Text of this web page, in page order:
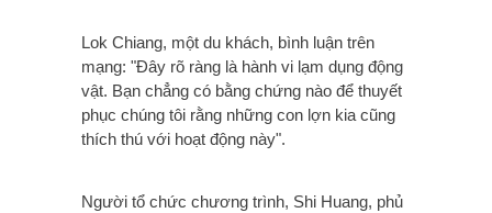
Lok Chiang, một du khách, bình luận trên
mạng: "Đây rõ ràng là hành vi lạm dụng động
vật. Bạn chẳng có bằng chứng nào để thuyết
phục chúng tôi rằng những con lợn kia cũng
thích thú với hoạt động này".
Người tổ chức chương trình, Shi Huang, phủ